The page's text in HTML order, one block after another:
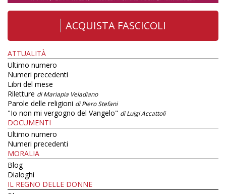
ACQUISTA FASCICOLI
ATTUALITÀ
Ultimo numero
Numeri precedenti
Libri del mese
Riletture di Mariapia Veladiano
Parole delle religioni di Piero Stefani
"Io non mi vergogno del Vangelo" di Luigi Accattoli
DOCUMENTI
Ultimo numero
Numeri precedenti
MORALIA
Blog
Dialoghi
IL REGNO DELLE DONNE